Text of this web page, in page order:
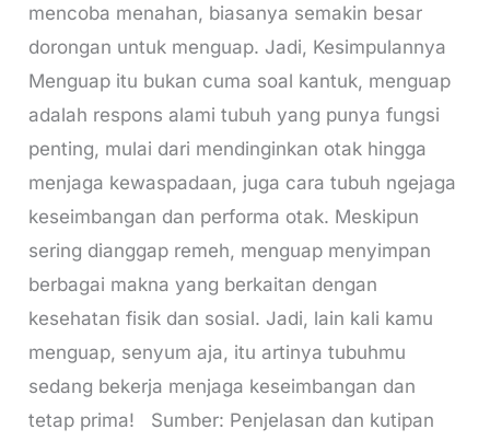
mencoba menahan, biasanya semakin besar
dorongan untuk menguap. Jadi, Kesimpulannya
Menguap itu bukan cuma soal kantuk, menguap
adalah respons alami tubuh yang punya fungsi
penting, mulai dari mendinginkan otak hingga
menjaga kewaspadaan, juga cara tubuh ngejaga
keseimbangan dan performa otak. Meskipun
sering dianggap remeh, menguap menyimpan
berbagai makna yang berkaitan dengan
kesehatan fisik dan sosial. Jadi, lain kali kamu
menguap, senyum aja, itu artinya tubuhmu
sedang bekerja menjaga keseimbangan dan
tetap prima! Sumber: Penjelasan dan kutipan